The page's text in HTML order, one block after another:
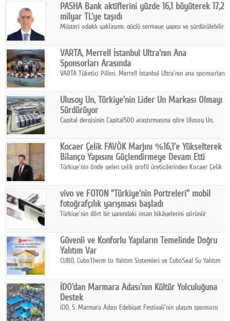
PASHA Bank aktiflerini yüzde 16,1 büyüterek 17,2
milyar TL'ye taşıdı
Müşteri odaklı yaklaşımı, güçlü sermaye yapısı ve sürdürülebilir
yılının ilk yarısında güçlü finansal performansını korudu.
VARTA, Merrell İstanbul Ultra'nın Ana
Sponsorları Arasında
VARTA Tüketici Pilleri, Merrell İstanbul Ultra'nın ana sponsorları
enerjisine güç katıyor.
Ulusoy Un, Türkiye'nin Lider Un Markası Olmayı
Sürdürüyor
Capital dergisinin Capital500 araştırmasına göre Ulusoy Un,
hasılatıyla Türkiye'nin en büyük 83. firması oldu.
Kocaer Çelik FAVÖK Marjını %16,1'e Yükselterek
Bilanço Yapısını Güçlendirmeye Devam Etti
Türkiye'nin önde gelen çelik profil üreticilerinden Kocaer Çelik
Çelik FAVÖK Marjını %16,1'e yükseltti.
vivo ve FOTON "Türkiye'nin Portreleri" mobil
fotoğrafçılık yarışması başladı
Türkiye'nin dört bir yanındaki insan hikâyelerini görünür
insanını, kültürünü ve yaşamını portre fotoğraflarıyla
anlatmaya davet ediyor.
Güvenli ve Konforlu Yapıların Temelinde Doğru
Yalıtım Var
CUBO, CuboTherm Isı Yalıtım Sistemleri ve CuboSeal Su Yalıtım
ve sürdürülebilir çözümler sunuyor.
İDO'dan Marmara Adası'nın Kültür Yolculuğuna
Destek
İDO, 5. Marmara Adası Edebiyat Festivali'nin ulaşım sponsoru